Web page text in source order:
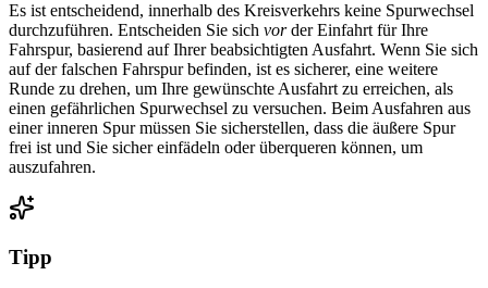
Es ist entscheidend, innerhalb des Kreisverkehrs keine Spurwechsel
durchzuführen. Entscheiden Sie sich vorder Einfahrt für Ihre
Fahrspur, basierend auf Ihrer beabsichtigten Ausfahrt. Wenn Sie sich
auf der falschen Fahrspur befinden, ist es sicherer, eine weitere
Runde zu drehen, um Ihre gewünschte Ausfahrt zu erreichen, als
einen gefährlichen Spurwechsel zu versuchen. Beim Ausfahren aus
einer inneren Spur müssen Sie sicherstellen, dass die äußere Spur
frei ist und Sie sicher einfädeln oder überqueren können, um
auszufahren.
Tipp